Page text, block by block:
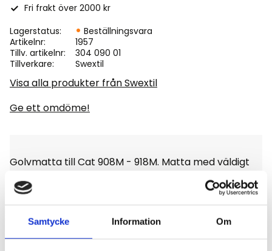
Samtycke Information Om
Fri frakt över 2000 kr
Lagerstatus
Beställningsvara
Artikelnr
1957
Tillv. artikelnr
304 090 01
Tillverkare
Swextil
Visa alla produkter från Swextil
Ge ett omdöme!
Golvmatta till Cat 908M - 918M. Matta med väldigt
fin kvalité det är en diamantmönstrad matta med
stoppning, enligt bild.